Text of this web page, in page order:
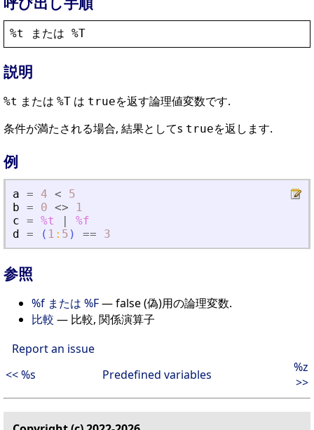
%t または %T
説明
%t または %T は trueを返す論理値変数です.
条件が満たされる場合, 結果としてs trueを返します.
例
a = 4 <
5
b = 0 <>
1
c = %t
%f
d
= ( 1 : 5 ) == 3
参照
%f または %F— false (偽)用の論理変数.
比較 — 比較, 関係演算子
Report an issue
<< %s
Predefined variables
%z
>>